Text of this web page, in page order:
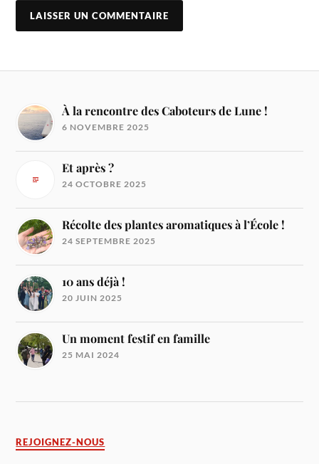
À la rencontre des Caboteurs de Lune !
6 NOVEMBRE 2025
Et après ?
24 OCTOBRE 2025
Récolte des plantes aromatiques à l’École !
24 SEPTEMBRE 2025
10 ans déjà !
20 JUIN 2025
Un moment festif en famille
25 MAI 2024
REJOIGNEZ-NOUS